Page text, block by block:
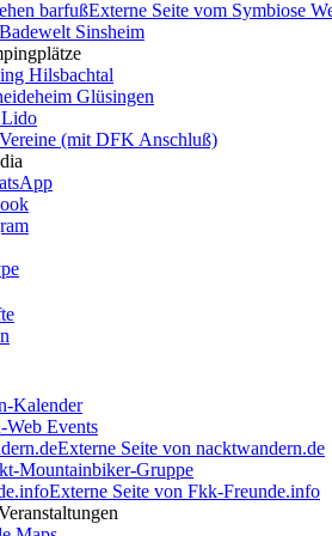
barfußExterne Seite vom Symbiose
Sinsheim
Hilsbachtal
Glüsingen
(mit DFK Anschluß)
Kalender
Web Events
Externe Seite von nacktwandern.de
Mountainbiker-Gruppe
Externe Seite von Fkk-Freunde.info